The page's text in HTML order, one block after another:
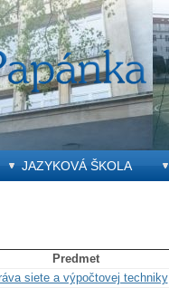
JAZYKOVÁ ŠKOLA
Predmet
siete a výpočtovej techniky